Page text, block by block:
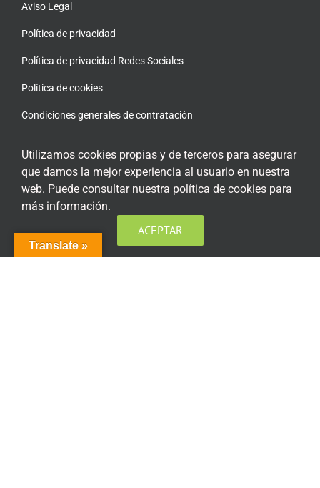
Aviso Legal
Política de privacidad
Política de privacidad Redes Sociales
Política de cookies
Condiciones generales de contratación
Translate »
Utilizamos cookies propias y de terceros para asegurar
que damos la mejor experiencia al usuario en nuestra
web. Puede consultar nuestra política de cookies para
más información.
ACEPTAR